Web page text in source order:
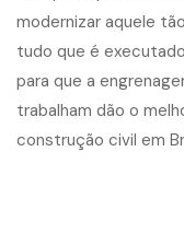
modernizar aquele
tudo que é
para que a
trabalham dão o
construção civil em